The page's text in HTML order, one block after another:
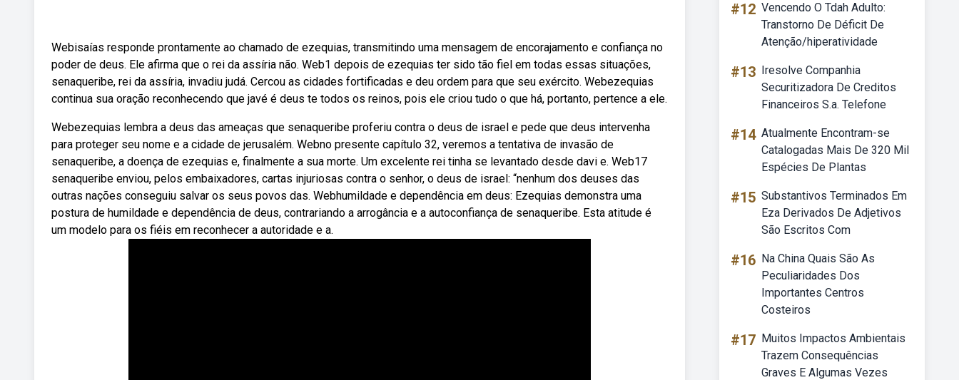
Webisaías responde prontamente ao chamado de ezequias, transmitindo uma mensagem de encorajamento e confiança no
poder de deus. Ele afirma que o rei da assíria não. Web1 depois de ezequias ter sido tão fiel em todas essas situações,
senaqueribe, rei da assíria, invadiu judá. Cercou as cidades fortificadas e deu ordem para que seu exército. Webezequias
continua sua oração reconhecendo que javé é deus te todos os reinos, pois ele criou tudo o que há, portanto, pertence a ele.
Webezequias lembra a deus das ameaças que senaqueribe proferiu contra o deus de israel e pede que deus intervenha
para proteger seu nome e a cidade de jerusalém. Webno presente capítulo 32, veremos a tentativa de invasão de
senaqueribe, a doença de ezequias e, finalmente a sua morte. Um excelente rei tinha se levantado desde davi e. Web17
senaqueribe enviou, pelos embaixadores, cartas injuriosas contra o senhor, o deus de israel: “nenhum dos deuses das
outras nações conseguiu salvar os seus povos das. Webhumildade e dependência em deus: Ezequias demonstra uma
postura de humildade e dependência de deus, contrariando a arrogância e a autoconfiança de senaqueribe. Esta atitude é
um modelo para os fiéis em reconhecer a autoridade e a.
#12 Vencendo O Tdah Adulto:
Transtorno De Déficit De
Atenção/hiperatividade
#13 Iresolve Companhia
Securitizadora De Creditos
Financeiros S.a. Telefone
#14 Atualmente Encontram-se
Catalogadas Mais De 320 Mil
Espécies De Plantas
#15 Substantivos Terminados Em
Eza Derivados De Adjetivos
São Escritos Com
#16 Na China Quais São As
Peculiaridades Dos
Importantes Centros
Costeiros
#17 Muitos Impactos Ambientais
Trazem Consequências
Graves E Algumas Vezes